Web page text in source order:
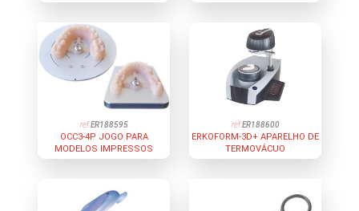
ref:ER188595
OCC3-4P JOGO PARA
MODELOS IMPRESSOS
ref:ER188600
ERKOFORM-3D+ APARELHO DE
TERMOVÁCUO